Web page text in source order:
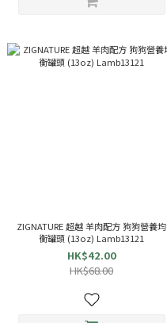
ZIGNATURE 超越 羊肉配方 狗狗營養均
衡罐頭 (13oz) Lamb13121
HK$42.00
HK$68.00